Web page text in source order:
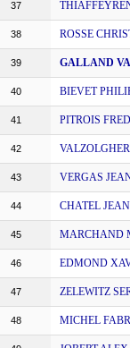
37
38 ROSSE
39 GALLAND
40 BIEVET
41 PITROIS
42
43 VERGAS
44 CHATEL
45 MARCHAND
46 EDMOND
47 ZELEWITZ
48 MICHEL